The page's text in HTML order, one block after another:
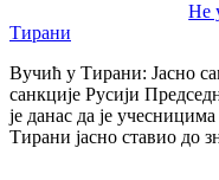
Не
Тирани
Вучић у Тирани: Јасно
санкције Русији
је данас да је
Тирани јасно ставио до